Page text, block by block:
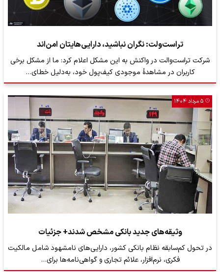
تراست‌ولت: نگران نباشید، دارایی‌هایتان امن‌اند
شرکت تراست‌والت در واکنش به این مشکل اعلام کرد: ما از مشکل برخی
کاربران در مشاهدۀ موجودی کیف‌پول خود، به‌دلیل خطای…
۵ مرداد ۱۴۰۴
وثیقه‌های جدید بانکی مشخص شدند+ جزئیات
در تحول کم‌سابقه نظام بانکی کشور، دارایی‌های نامشهود شامل مالکیت
فکری، نرم‌افزار، علائم تجاری و گواهی‌نامه‌ها برای…